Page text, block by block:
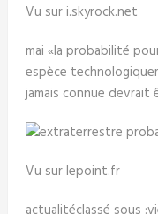
Vu sur i.skyrock.net
mai «la probabilité
espèce
jamais connue devrait
Vu sur lepoint.fr